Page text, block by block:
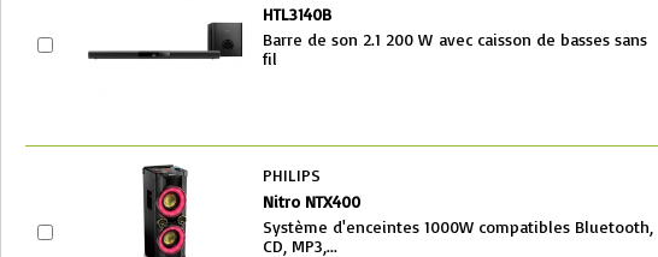
HTL3140B
Barre de son 2.1 200 W avec caisson de basses sans
fil
PHILIPS
Nitro NTX400
Système d'enceintes 1000W compatibles Bluetooth,
CD, MP3,...